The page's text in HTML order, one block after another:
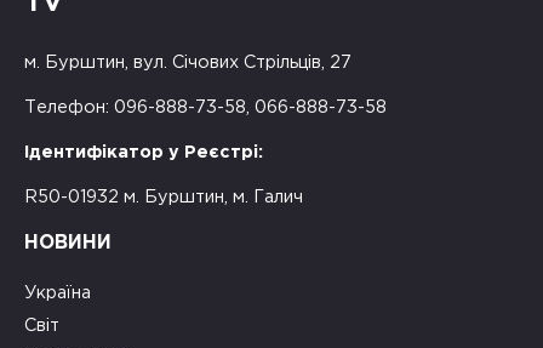
м. Бурштин, вул. Січових Стрільців, 27
Телефон: 096-888-73-58, 066-888-73-58
Ідентифікатор у Реєстрі:
R50-01932 м. Бурштин, м. Галич
НОВИНИ
Україна
Світ